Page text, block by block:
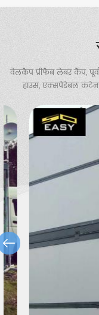
वेलकैंप प्रीफैब लेबर कैंप,
हाउस, एक्सपेंडेबल कंटेनर
वेयरहाउस, चिकन शेड,